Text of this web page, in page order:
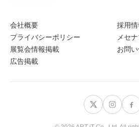
会社概要
プライバシーポリシー
展覧会情報掲載
広告掲載
採用情
メセ
お問